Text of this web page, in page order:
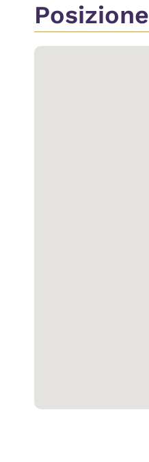
Posizione